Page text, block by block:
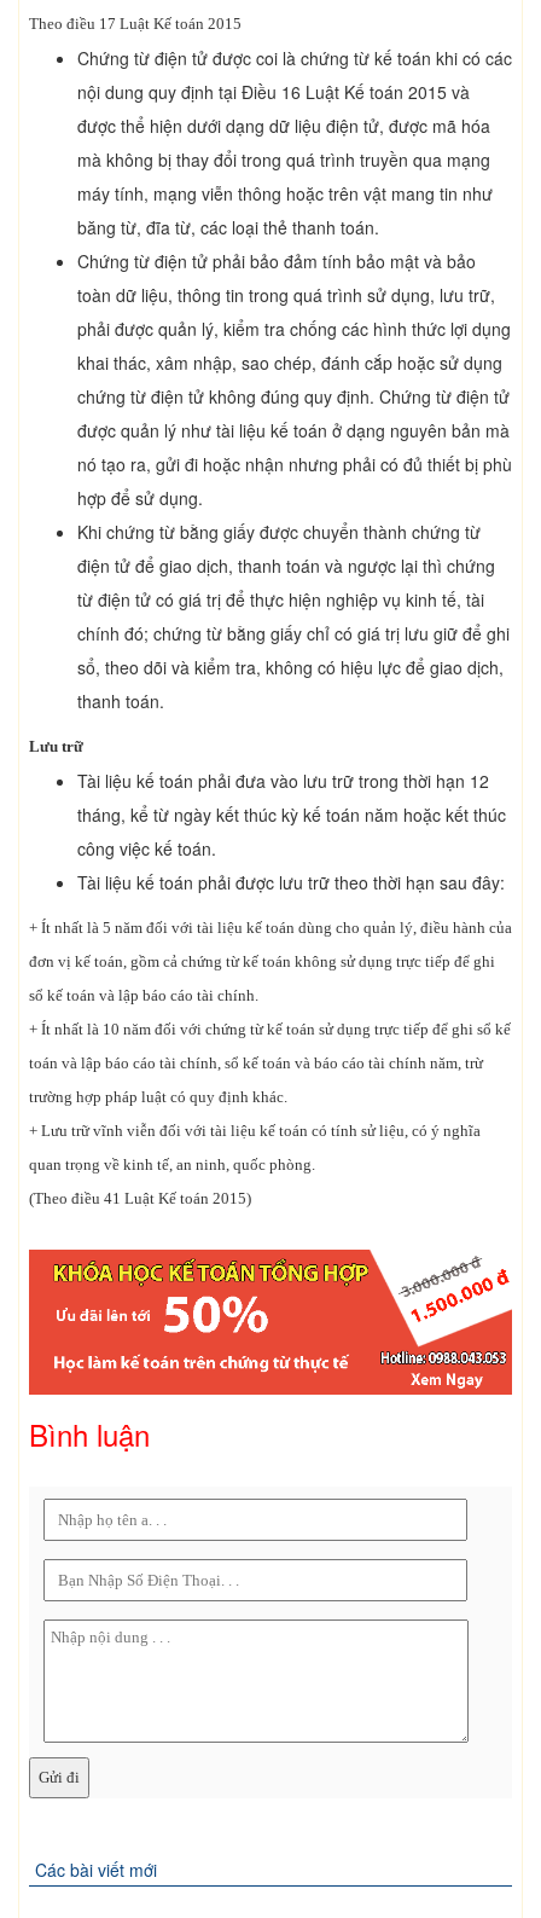
Theo điều 17 Luật Kế toán 2015
Chứng từ điện tử được coi là chứng từ kế toán khi có các
nội dung quy định tại Điều 16 Luật Kế toán 2015 và
được thể hiện dưới dạng dữ liệu điện tử, được mã hóa
mà không bị thay đổi trong quá trình truyền qua mạng
máy tính, mạng viễn thông hoặc trên vật mang tin như
băng từ, đĩa từ, các loại thẻ thanh toán.
Chứng từ điện tử phải bảo đảm tính bảo mật và bảo
toàn dữ liệu, thông tin trong quá trình sử dụng, lưu trữ,
phải được quản lý, kiểm tra chống các hình thức lợi dụng
khai thác, xâm nhập, sao chép, đánh cắp hoặc sử dụng
chứng từ điện tử không đúng quy định. Chứng từ điện tử
được quản lý như tài liệu kế toán ở dạng nguyên bản mà
nó tạo ra, gửi đi hoặc nhận nhưng phải có đủ thiết bị phù
hợp để sử dụng.
Khi chứng từ bằng giấy được chuyển thành chứng từ
điện tử để giao dịch, thanh toán và ngược lại thì chứng
từ điện tử có giá trị để thực hiện nghiệp vụ kinh tế, tài
chính đó; chứng từ bằng giấy chỉ có giá trị lưu giữ để ghi
sổ, theo dõi và kiểm tra, không có hiệu lực để giao dịch,
thanh toán.
Lưu trữ
Tài liệu kế toán phải đưa vào lưu trữ trong thời hạn 12
tháng, kể từ ngày kết thúc kỳ kế toán năm hoặc kết thúc
công việc kế toán.
Tài liệu kế toán phải được lưu trữ theo thời hạn sau đây:
+ Ít nhất là 5 năm đối với tài liệu kế toán dùng cho quản lý, điều hành của
đơn vị kế toán, gồm cả chứng từ kế toán không sử dụng trực tiếp để ghi
sổ kế toán và lập báo cáo tài chính.
+ Ít nhất là 10 năm đối với chứng từ kế toán sử dụng trực tiếp để ghi sổ kế
toán và lập báo cáo tài chính, sổ kế toán và báo cáo tài chính năm, trừ
trường hợp pháp luật có quy định khác.
+ Lưu trữ vĩnh viễn đối với tài liệu kế toán có tính sử liệu, có ý nghĩa
quan trọng về kinh tế, an ninh, quốc phòng.
(Theo điều 41 Luật Kế toán 2015)
Bình luận
Các bài viết mới